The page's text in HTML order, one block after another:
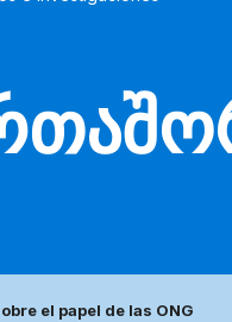
el papel de las ONG